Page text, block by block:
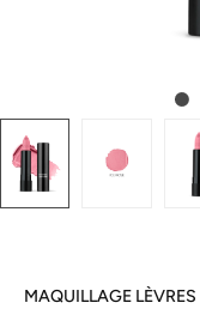
MAQUILLAGE LÈVRES